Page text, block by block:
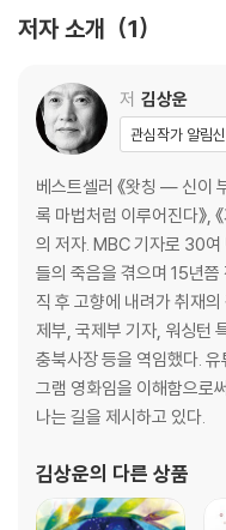
의 병에 걸린다. 그 병을 치유
신을 바라보는 순간, 마음의
이 생긴 저자는 3년간 우주의
을 하기 시작하고 마침내 관
침 맡게 된 대학 4학년 졸업
과가 나타난다. 믿기지 않는
을 통해 누구나 알기 쉽게 소
로 존재하는지의 여부까지도
나를 완전히 바꿔놓는 왓칭
ㆍ내가 원하는 몸 만들기
동량을 설명해주었다. 그리고
니 체중, 허리둘레, 지방, 혈
이미지를 이용하라
<제2부 나를 바꿔놓는 일곱 가
왓칭 요술 #1 - 내가 원하는
‘서 있는 것도 운동’이라고
일란성 쌍둥이인데 왜 수명
인가?
왓칭 요술 #2 - 나를 남으로
나를 타인처럼 바라보면 완
속에 청중을 등장시켜라 / 부
머니의 기도 / 키가 8센티미터
왓칭 요술 #3 - 과정을 바라보
언제, 어디서, 어떻게… 실행
저자 소개 1
저 김상운
관심작가 알림
베스트셀러 《왓칭 ― 신이
록 마법처럼 이루어진다》,
의 저자. MBC 기자로 30여
들의 죽음을 겪으며 15년
직 후 고향에 내려가 취재
제부, 국제부 기자, 워싱턴
충북사장 등을 역임했다. 유
그램 영화임을 이해함으로
나는 길을 제시하고 있다.
김상운의 다른 상품